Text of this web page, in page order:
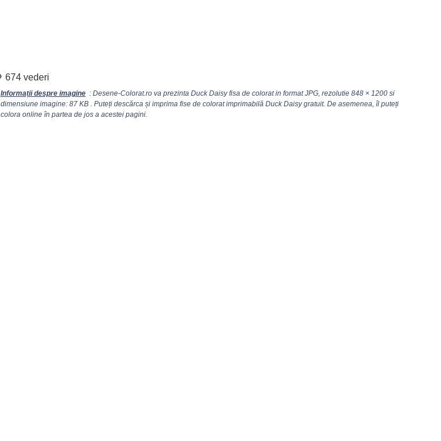
674 vederi
Informații despre imagine : Desene-Colorat.ro va prezinta Duck Daisy fisa de colorat in format JPG, rezolutie 848 × 1200si
dimensiune imagine: 87 KB . Puteți descărca și imprima fise de colorat imprimabilă Duck Daisy gratuit. De asemenea, îl puteți
colora online în partea de jos a acestei pagini.